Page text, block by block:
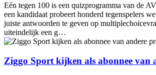
Eén tegen 100 is een quizprogramma van de
een kandidaat probeert honderd tegenspelers
juiste antwoorden te geven op
uiteindelijk een g…
Ziggo Sport kijken als abonnee van